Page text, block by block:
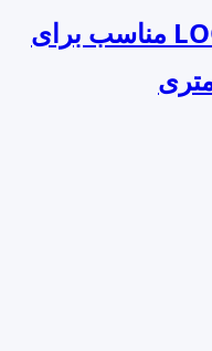
بند مدل LOOP ALPINE مناسب برای